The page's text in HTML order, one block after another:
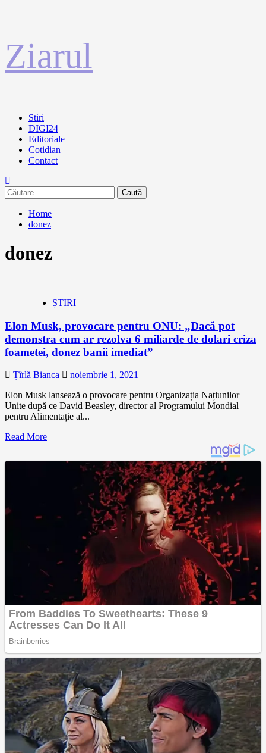
la
conținut
Ziarul
Primary
Menu
Stiri
DIGI24
Editoriale
Cotidian
Contact
Caută
după:
Home
donez
donez
ȘTIRI
Elon Musk, provocare pentru ONU: „Dacă pot
demonstra cum ar rezolva 6 miliarde de dolari criza
foametei, donez banii imediat”
Țîrlă Bianca
noiembrie 1, 2021
Elon Musk lansează o provocare pentru Organizația Națiunilor
Unite după ce David Beasley, director al Programului Mondial
pentru Alimentație al...
Read More